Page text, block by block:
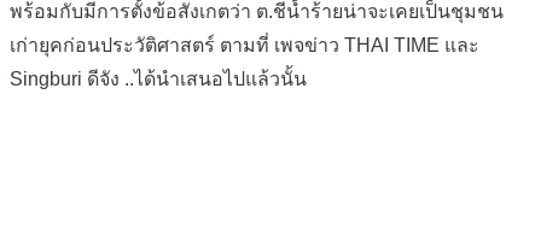
พร้อมกับมีการตั้งข้อสังเกตว่า ต.ชีน้ำร้ายน่าจะเคยเป็นชุมชน
เก่ายุคก่อนประวัติศาสตร์ ตามที่ เพจข่าว THAI TIME และ
Singburi ดีจัง ..ได้นำเสนอไปแล้วนั้น